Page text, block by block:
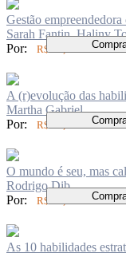
Gestão
Sarah Fantin, Haliny
Por:
R$ 60,00
A (r)evolução das
Martha Gabriel
Por:
R$ 80,00
O mundo é seu, mas
Rodrigo Dib
Por:
R$ 50,00
As 10 habilidades